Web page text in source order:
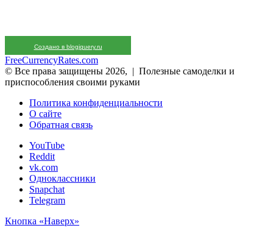
Создано в blogjquery.ru
FreeCurrencyRates.com
© Все права защищены 2026, | Полезные самоделки и
приспособления своими руками
Политика конфиденциальности
О сайте
Обратная связь
YouTube
Reddit
vk.com
Одноклассники
Snapchat
Telegram
Кнопка «Наверх»